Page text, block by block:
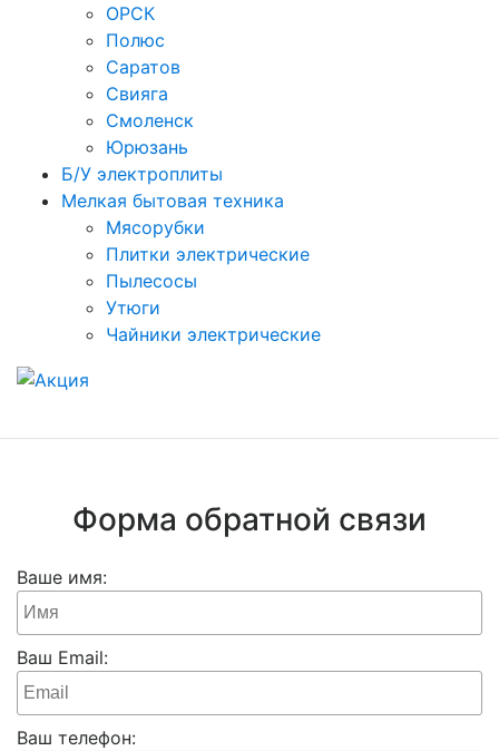
ОРСК
Полюс
Саратов
Свияга
Смоленск
Юрюзань
Б/У электроплиты
Мелкая бытовая техника
Мясорубки
Плитки электрические
Пылесосы
Утюги
Чайники электрические
Форма обратной связи
Ваше имя:
Ваш Email:
Ваш телефон: